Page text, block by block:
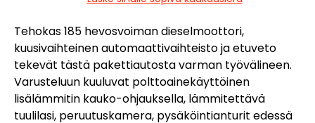
Tehokas 185 hevosvoiman dieselmoottori,
kuusivaihteinen automaattivaihteisto ja etuveto
tekevät tästä pakettiautosta varman työvälineen.
Varusteluun kuuluvat polttoainekäyttöinen
lisälämmitin kauko-ohjauksella, lämmitettävä
tuulilasi, peruutuskamera, pysäköintianturit edessä